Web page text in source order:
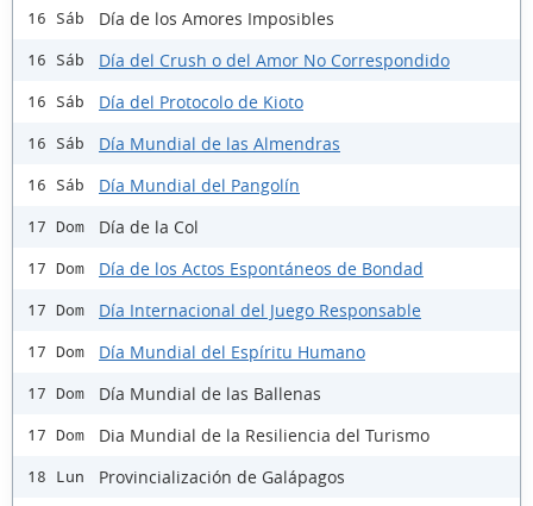
16 Sáb Día de los Amores Imposibles
16 Sáb Día del Crush o del Amor No Correspondido
16 Sáb Día del Protocolo de Kioto
16 Sáb Día Mundial de las Almendras
16 Sáb Día Mundial del Pangolín
17 Dom Día de la Col
17 Dom Día de los Actos Espontáneos de Bondad
17 Dom Día Internacional del Juego Responsable
17 Dom Día Mundial del Espíritu Humano
17 Dom Día Mundial de las Ballenas
17 Dom Dia Mundial de la Resiliencia del Turismo
18 Lun Provincialización de Galápagos